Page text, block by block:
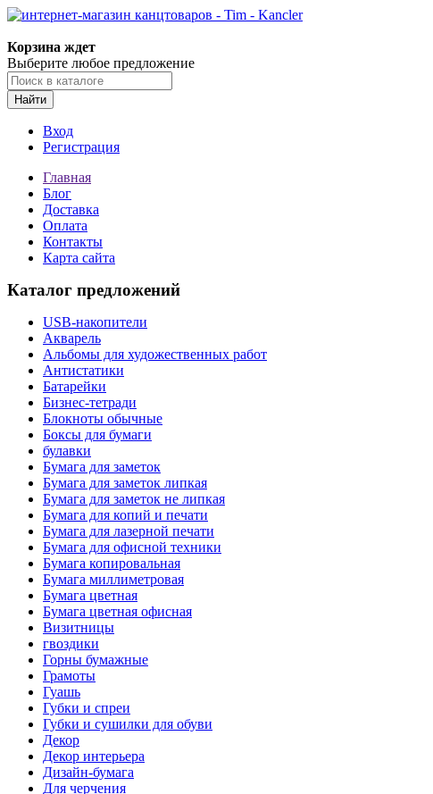
Корзина ждет
Выберите любое предложение
Найти
Вход
Регистрация
Главная
Блог
Доставка
Оплата
Контакты
Карта сайта
Каталог предложений
USB-накопители
Акварель
Альбомы для художественных работ
Антистатики
Батарейки
Бизнес-тетради
Блокноты обычные
Боксы для бумаги
булавки
Бумага для заметок
Бумага для заметок липкая
Бумага для заметок не липкая
Бумага для копий и печати
Бумага для лазерной печати
Бумага для офисной техники
Бумага копировальная
Бумага миллиметровая
Бумага цветная
Бумага цветная офисная
Визитницы
гвоздики
Горны бумажные
Грамоты
Гуашь
Губки и спреи
Губки и сушилки для обуви
Декор
Декор интерьера
Дизайн-бумага
Для черчения